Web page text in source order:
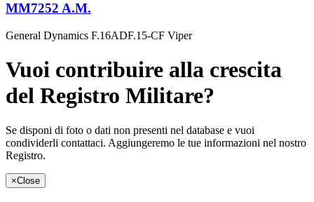
MM7252 A.M.
General Dynamics F.16ADF.15-CF Viper
Vuoi contribuire alla crescita
del Registro Militare?
Se disponi di foto o dati non presenti nel database e vuoi
condividerli contattaci. Aggiungeremo le tue informazioni nel nostro
Registro.
×Close